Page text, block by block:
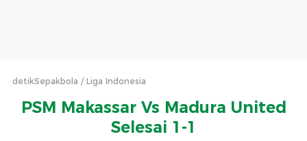
detikSepakbola Liga Indonesia
PSM Makassar Vs Madura United
Selesai 1-1